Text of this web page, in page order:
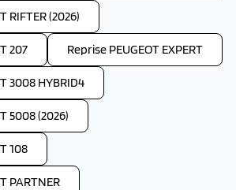
RIFTER (2026)
207 Reprise PEUGEOT EXPERT
3008 HYBRID4
5008 (2026)
108
PARTNER